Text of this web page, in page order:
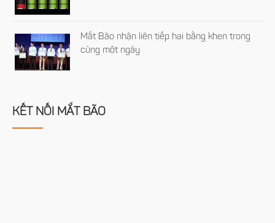
Mắt Bão nhận liên tiếp hai bằng khen trong
cùng một ngày
KẾT NỐI MẮT BÃO